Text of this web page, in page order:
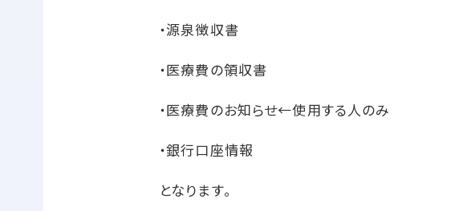
・源泉徴収書
・医療費の領収書
・医療費のお知らせ←使用する人のみ
・銀行口座情報
となります。